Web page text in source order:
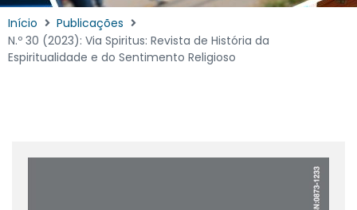
Início
Publicações
N.º 30 (2023): Via Spiritus: Revista de História da
Espiritualidade e do Sentimento Religioso